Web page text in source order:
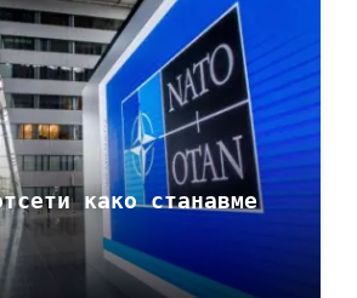
како станавме